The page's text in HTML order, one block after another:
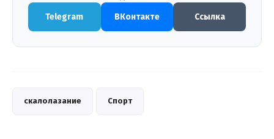
Telegram ВКонтакте Ссылка
скалолазание Спорт